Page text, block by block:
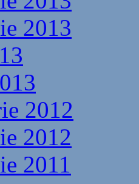
2013
2012
2012
2011